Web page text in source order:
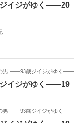
イジがゆく――20
男 ――93歳ジイジがゆく――
イジがゆく――19
男 ――93歳ジイジがゆく――